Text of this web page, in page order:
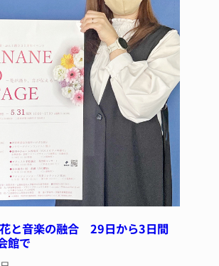
と音楽の融合 29日から3日間
館で